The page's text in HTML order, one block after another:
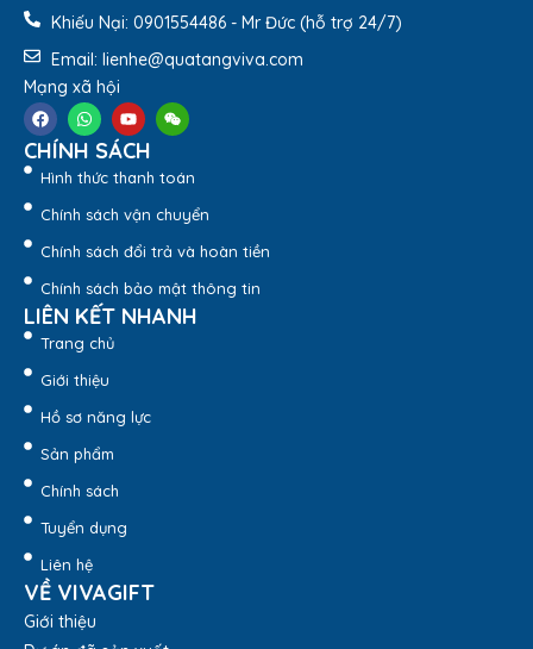
Bạn có thể yêu cầu khắc tên, khắc logo lên quà tặng bình
nước làm quà tặng cho người thân, khách hàng, đối tác,…
Ngoài Bình Giữ Nhiệt Elmich EL519X – 2245196 dung tích
500ml VivaGift còn cung cấp nhiều loại
Elmich , bình giữ nhiệt quà tặng,… rất nhiều sản phẩm cho
bạn dễ lựa chọn.
Khiếu Nại: 0901554486 - Mr Đức (hỗ trợ 24/7)
Email: lienhe@quatangviva.com
Mạng xã hội
CHÍNH SÁCH
Hình thức thanh toán
Chính sách vận chuyển
Chính sách đổi trả và hoàn tiền
Chính sách bảo mật thông tin
LIÊN KẾT NHANH
Trang chủ
Giới thiệu
Hồ sơ năng lực
Sản phẩm
Chính sách
Tuyển dụng
Liên hệ
VỀ VIVAGIFT
Giới thiệu